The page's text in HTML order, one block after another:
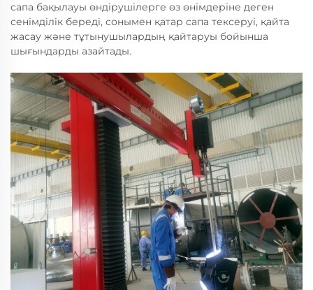
сапа бақылауы өндірушілерге өз өнімдеріне деген
сенімділік береді, сонымен қатар сапа тексеруі, қайта
жасау және тұтынушылардың қайтаруы бойынша
шығындарды азайтады.